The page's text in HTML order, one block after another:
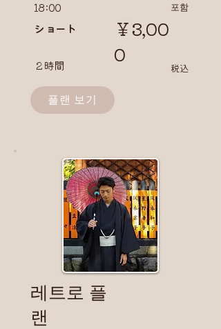
18:00
​ショート
２時間
포함
￥3,00
0
​税込
플랜 보기
​레트로 플
랜